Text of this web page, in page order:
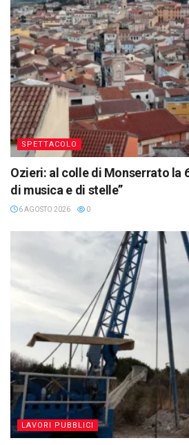
SPETTACOLO
Ozieri: al colle di Monserrato la
di musica e di stelle”
6 AGOSTO 2026 0
LAVORI PUBBLICI